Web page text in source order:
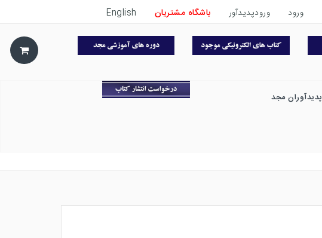
ورود ورودپدیدآور باشگاه مشتریان English
پدیدآوران مجد